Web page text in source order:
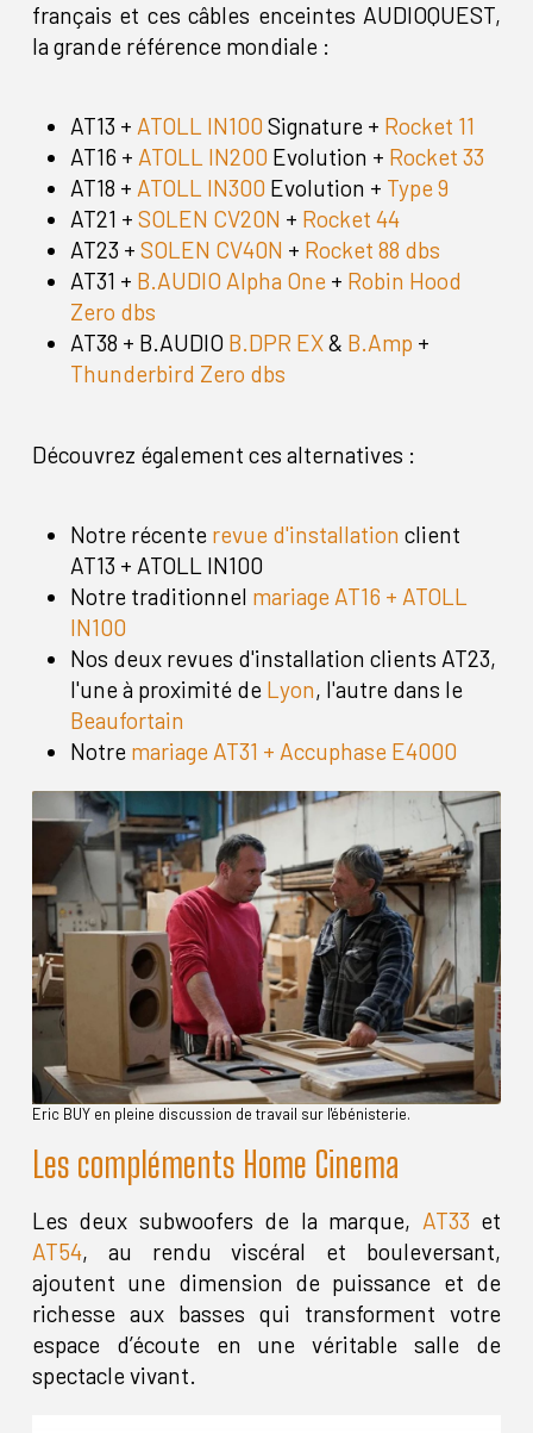
français et ces câbles enceintes AUDIOQUEST,
la grande référence mondiale :
AT13 + ATOLL IN100 Signature + Rocket 11
AT16 + ATOLL IN200 Evolution + Rocket 33
AT18 + ATOLL IN300 Evolution + Type 9
AT21 + SOLEN CV20N + Rocket 44
AT23 + SOLEN CV40N + Rocket 88 dbs
AT31 + B.AUDIO Alpha One + Robin Hood
Zero dbs
AT38 + B.AUDIO B.DPR EX& B.Amp +
Thunderbird Zero dbs
Découvrez également ces alternatives :
Notre récente revue d'installation client
AT13 + ATOLL IN100
Notre traditionnel mariage AT16 + ATOLL
IN100
Nos deux revues d'installation clients AT23,
l'une à proximité de Lyon, l'autre dans le
Beaufortain
Notre mariage AT31 + Accuphase E4000
Eric BUY en pleine discussion de travail sur l'ébénisterie.
Les compléments Home Cinema
Les deux subwoofers de la marque, AT33 et
AT54, au rendu viscéral et bouleversant,
ajoutent une dimension de puissance et de
richesse aux basses qui transforment votre
espace d’écoute en une véritable salle de
spectacle vivant.